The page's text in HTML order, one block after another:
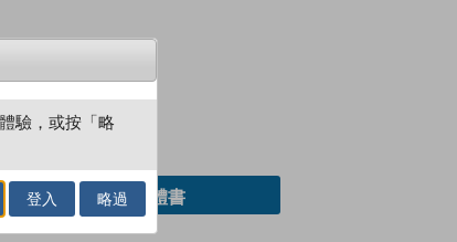
加入閱讀紀錄
借閱實體書
驗，或按「略
登入 略過